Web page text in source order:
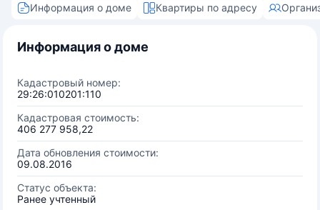
Информация о доме Квартиры по адресу
Информация о доме
Кадастровый номер:
29:26:010201:110
Кадастровая стоимость:
406 277 958,22
Дата обновления стоимости:
09.08.2016
Статус объекта:
Ранее учтенный